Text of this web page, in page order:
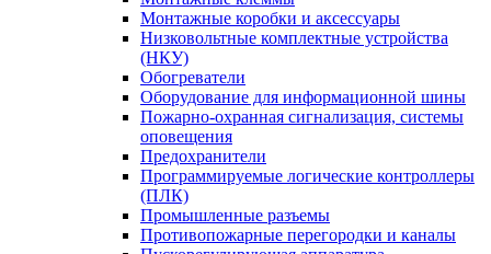
Монтажные коробки и аксессуары
Низковольтные комплектные устройства
(НКУ)
Обогреватели
Оборудование для информационной шины
Пожарно-охранная сигнализация, системы
оповещения
Предохранители
Программируемые логические контроллеры
(ПЛК)
Промышленные разъемы
Противопожарные перегородки и каналы